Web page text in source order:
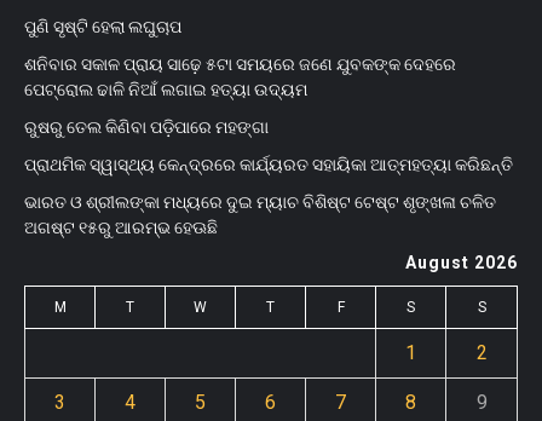
ପୁଣି ସୃଷ୍ଟି ହେଲା ଲଘୁଚାପ
ଶନିବାର ସକାଳ ପ୍ରାୟ ସାଢ଼େ ୫ଟା ସମୟରେ ଜଣେ ଯୁବକଙ୍କ ଦେହରେ
ପେଟ୍ରୋଲ ଢାଳି ନିଆଁ ଲଗାଇ ହତ୍ୟା ଉଦ୍ୟମ
ରୁଷରୁ ତେଲ କିଣିବା ପଡ଼ିପାରେ ମହଙ୍ଗା
ପ୍ରାଥମିକ ସ୍ୱାସ୍ଥ୍ୟ କେନ୍ଦ୍ରରେ କାର୍ଯ୍ୟରତ ସହାୟିକା ଆତ୍ମହତ୍ୟା କରିଛନ୍ତି
ଭାରତ ଓ ଶ୍ରୀଲଙ୍କା ମଧ୍ୟରେ ଦୁଇ ମ୍ୟାଚ ବିଶିଷ୍ଟ ଟେଷ୍ଟ ଶୃଙ୍ଖଳା ଚଳିତ
ଅଗଷ୍ଟ ୧୫ରୁ ଆରମ୍ଭ ହେଊଛି
August 2026
M T W T F S S
1 2
3 4 5 6 7 8 9